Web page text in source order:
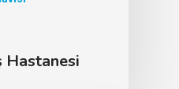
Hastanesi